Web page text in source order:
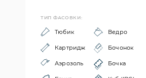
ТИП ФАСОВКИ:
Тюбик Ведро
Картридж Бочонок
Аэрозоль Бочка